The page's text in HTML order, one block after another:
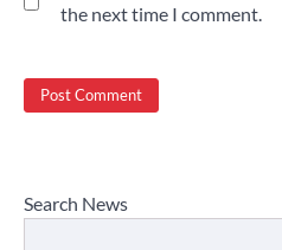
the next time I comment.
Search News